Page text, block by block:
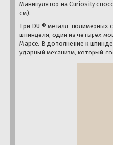
Манипулятор на Curiosity
см).
Три DU ® металл-полимерных
шпинделя, один из четырех
Марсе. В дополнение к
ударный механизм, который